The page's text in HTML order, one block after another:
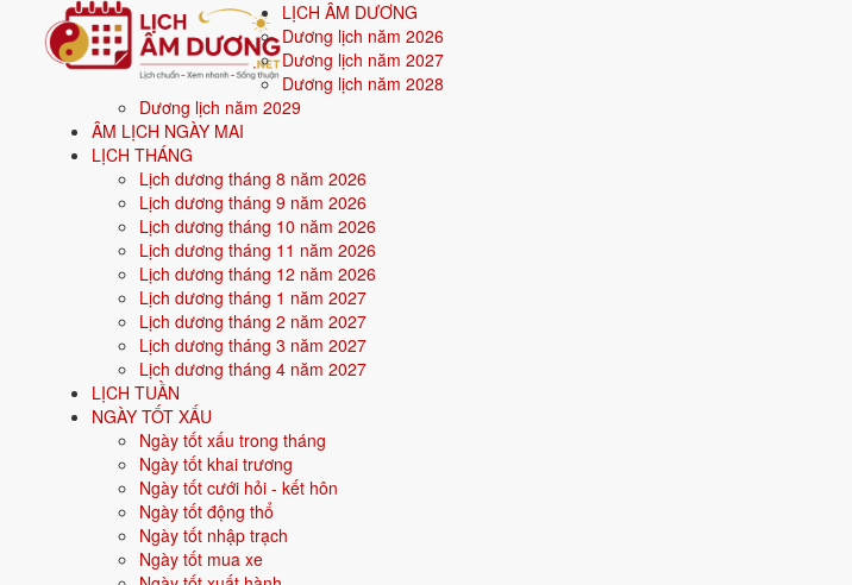
LỊCH ÂM DƯƠNG
Dương lịch năm 2026
Dương lịch năm 2027
Dương lịch năm 2028
Dương lịch năm 2029
ÂM LỊCH NGÀY MAI
LỊCH THÁNG
Lịch dương tháng 8 năm 2026
Lịch dương tháng 9 năm 2026
Lịch dương tháng 10 năm 2026
Lịch dương tháng 11 năm 2026
Lịch dương tháng 12 năm 2026
Lịch dương tháng 1 năm 2027
Lịch dương tháng 2 năm 2027
Lịch dương tháng 3 năm 2027
Lịch dương tháng 4 năm 2027
LỊCH TUẦN
NGÀY TỐT XẤU
Ngày tốt xấu trong tháng
Ngày tốt khai trương
Ngày tốt cưới hỏi - kết hôn
Ngày tốt động thổ
Ngày tốt nhập trạch
Ngày tốt mua xe
Trang chủ
Mệnh ngũ hành
Sinh năm 2012
💧 Sinh năm2012mệnh gì? Nhâm Thìn Trường Lưu Thủy - mệnh Thủy
Người sinh năm 2012là tuổi
Sinh năm 2012(Nhâm Thìn, con Rồng) thuộc mệnh
Màu hợp:Đen, Xanh dương, Xanh nước biển.
Vận khí khi sinh:Vận 8 Bát Bạch Thổ (2004-2023) - Tích lũy, bất động sản.
2026 :15 tuổi mụ, năm Bính Ngọ - Bình hoà với Thái Tuế.
Sinh năm 2012 là tuổi gì, mệnh gì?
Người sinh năm2012là tuổiNhâm Thìn